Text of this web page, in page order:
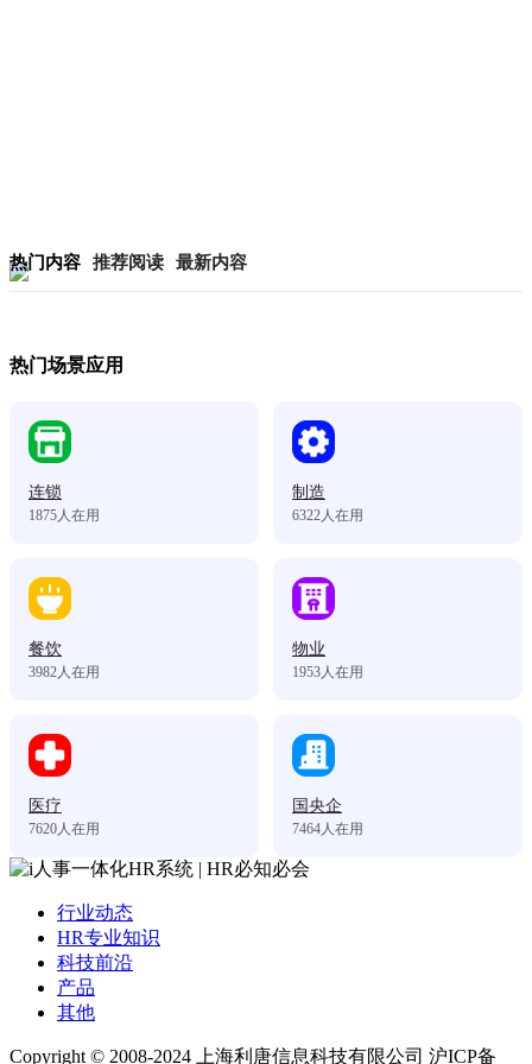
热门内容 推荐阅读 最新内容
热门场景应用
连锁
1875人在用
制造
6322人在用
餐饮
3982人在用
物业
1953人在用
医疗
7620人在用
国央企
7464人在用
行业动态
HR专业知识
科技前沿
产品
其他
Copyright © 2008-2024 上海利唐信息科技有限公司 沪ICP备